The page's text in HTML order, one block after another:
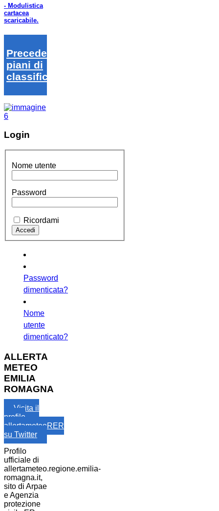
- Modulistica
cartacea
scaricabile.
Precedenti
piani di
classifica
Login
Nome utente
Password
Ricordami
Password
dimenticata?
Nome
utente
dimenticato?
ALLERTA
METEO
EMILIA
ROMAGNA
Visita il
profilo
allertameteoRER
su Twitter
Profilo
ufficiale di
allertameteo.regione.emilia-
romagna.it,
sito di Arpae
e Agenzia
protezione